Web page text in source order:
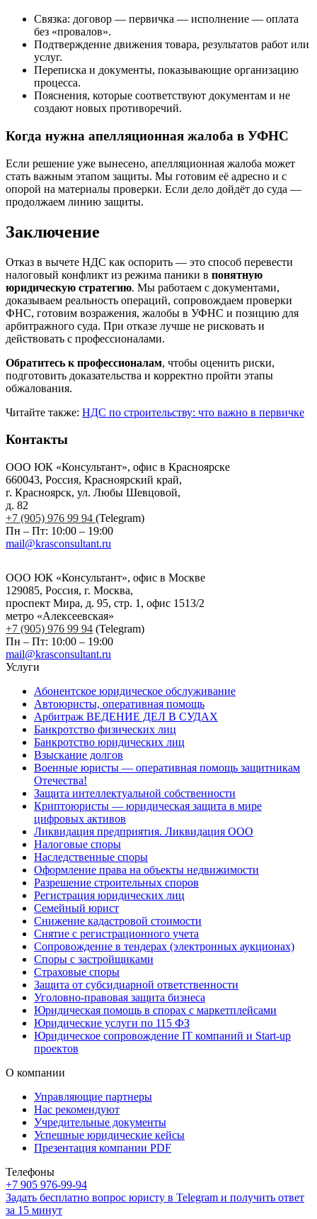
Связка: договор — первичка — исполнение — оплата
без «провалов».
Подтверждение движения товара, результатов работ или
услуг.
Переписка и документы, показывающие организацию
процесса.
Пояснения, которые соответствуют документам и не
создают новых противоречий.
Когда нужна апелляционная жалоба в УФНС
Если решение уже вынесено, апелляционная жалоба может
стать важным этапом защиты. Мы готовим её адресно и с
опорой на материалы проверки. Если дело дойдёт до суда —
продолжаем линию защиты.
Заключение
Отказ в вычете НДС как оспорить — это способ перевести
налоговый конфликт из режима паники в понятную
юридическую стратегию. Мы работаем с документами,
доказываем реальность операций, сопровождаем проверки
ФНС, готовим возражения, жалобы в УФНС и позицию для
арбитражного суда. При отказе лучше не рисковать и
действовать с профессионалами.
Обратитесь к профессионалам, чтобы оценить риски,
подготовить доказательства и корректно пройти этапы
обжалования.
Читайте также: НДС по строительству: что важно в первичке
Контакты
ООО ЮК «Консультант», офис в Красноярске
660043, Россия, Красноярский край,
г. Красноярск, ул. Любы Шевцовой,
д. 82
+7 (905) 976 99 94 (Telegram)
Пн – Пт: 10:00 – 19:00
mail@krasconsultant.ru
ООО ЮК «Консультант», офис в Москве
129085, Россия, г. Москва,
проспект Мира, д. 95, стр. 1, офис 1513/2
метро «Алексеевская»
+7 (905) 976 99 94 (Telegram)
Пн – Пт: 10:00 – 19:00
mail@krasconsultant.ru
Услуги
Абонентское юридическое обслуживание
Автоюристы, оперативная помощь
Арбитраж ВЕДЕНИЕ ДЕЛ В СУДАХ
Банкротство физических лиц
Банкротство юридических лиц
Взыскание долгов
Военные юристы — оперативная помощь защитникам
Отечества!
Защита интеллектуальной собственности
Криптоюристы — юридическая защита в мире
цифровых активов
Ликвидация предприятия. Ликвидация ООО
Налоговые споры
Наследственные споры
Оформление права на объекты недвижимости
Разрешение строительных споров
Регистрация юридических лиц
Семейный юрист
Снижение кадастровой стоимости
Снятие с регистрационного учета
Сопровождение в тендерах (электронных аукционах)
Споры с застройщиками
Страховые споры
Защита от субсидиарной ответственности
Уголовно-правовая защита бизнеса
Юридическая помощь в спорах с маркетплейсами
Юридические услуги по 115 ФЗ
Юридическое сопровождение IT компаний и Start-up
проектов
О компании
Управляющие партнеры
Нас рекомендуют
Учредительные документы
Успешные юридические кейсы
Презентация компании PDF
Телефоны
+7 905 976-99-94
Задать бесплатно вопрос юристу в Telegram и получить ответ
за 15 минут